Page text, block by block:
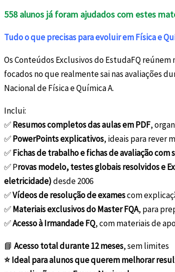
558 alunos já foram ajudados com estes
Tudo o que precisas para evoluir em Física e
Os Conteúdos Exclusivos do EstudaFQ
focados no que realmente sai nas avaliações
Nacional de Física e Química A.
Inclui:
✅Resumos completos das aulas em PDF,
✅PowerPoints explicativos, ideais para rever
✅Fichas de trabalho e fichas de avaliação com
✅ Provas modelo, testes globais resolvidos e
eletricidade)desde 2006
✅Vídeos de resolução de examescom
✅Materiais exclusivos do Master FQA, para
✅Acesso à Irmandade FQ, com materiais de
📘 Acesso total durante 12 meses, sem limites
⭐ Ideal para alunos que querem melhorar